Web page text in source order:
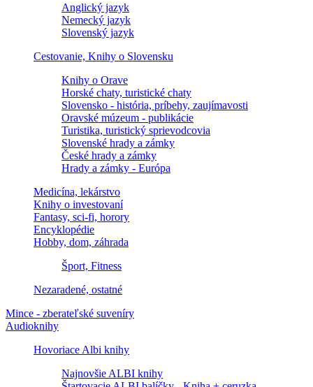
Anglický jazyk
Nemecký jazyk
Slovenský jazyk
Cestovanie, Knihy o Slovensku
Knihy o Orave
Horské chaty, turistické chaty
Slovensko - história, príbehy, zaujímavosti
Oravské múzeum - publikácie
Turistika, turistický sprievodcovia
Slovenské hrady a zámky
České hrady a zámky
Hrady a zámky - Európa
Medicína, lekárstvo
Knihy o investovaní
Fantasy, sci-fi, horory
Encyklopédie
Hobby, dom, záhrada
Šport, Fitness
Nezaradené, ostatné
Mince - zberateľské suveníry
Audioknihy
Hovoriace Albi knihy
Najnovšie ALBI knihy